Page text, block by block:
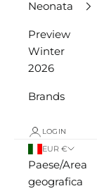
Neonata
Preview
Winter
2026
Brands
LOGIN
EUR €
Paese/Area
geografica